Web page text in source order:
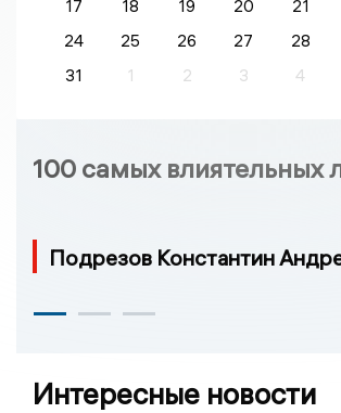
17
18 19 20 21
24
25 26 27 28
31
1 2 3 4
100 самых влиятельных
Подрезов Константин
Интересные новости